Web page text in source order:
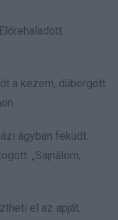
a kezem, dübörgött
ágyban feküdt.
„Sajnálom,
el az apját.